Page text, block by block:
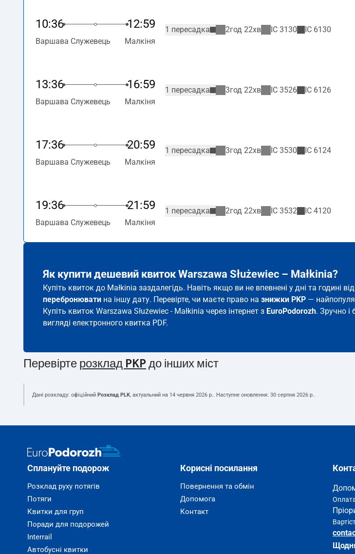
10:36 12:59
Варшава Служевець Малкіня
1 пересадка 2год 22хв IC 3130 IC 6130
13:36 16:59
Варшава Служевець Малкіня
1 пересадка 3год 22хв IC 3526 IC 6126
17:36 20:59
Варшава Служевець Малкіня
1 пересадка 3год 22хв IC 3530 IC 6124
19:36 21:59
Варшава Служевець Малкіня
1 пересадка 2год 22хв IC 3532 IC 4120
Як купити дешевий квиток Warszawa Służewiec – Małkinia?
Купіть квиток до Małkinia заздалегідь. Навіть якщо ви не впевнені у дні та годині
перебронювати на іншу дату. Перевірте, чи маєте право на знижки PKP —
Купіть квиток Warszawa Służewiec - Małkinia через інтернет з EuroPodorozh. Зручно і
вигляді електронного квитка PDF.
Перевірте розклад PKP до інших міст
Дані розкладу: офіційний Розклад PLK, актуальний на 14 червня 2026 р.. Наступне оновлення: 30 серпня 2026 р..
Сплануйте подорож
Розклад руху потягів
Потяги
Квитки для груп
Поради для подорожей
Interrail
Автобусні квитки
Корисні посилання
Повернення та обмін
Допомога
Контакт